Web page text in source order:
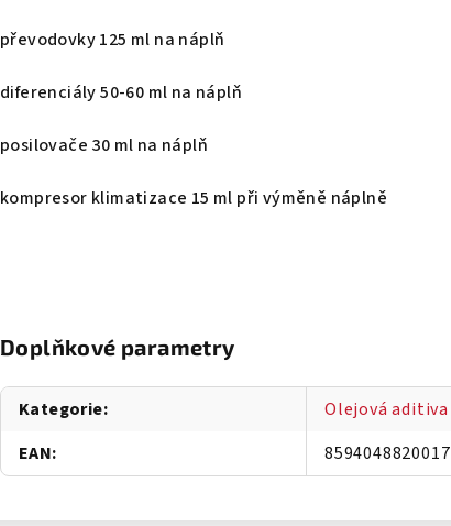
převodovky 125 ml na náplň
diferenciály 50-60 ml na náplň
posilovače 30 ml na náplň
kompresor klimatizace 15 ml při výměně náplně
Doplňkové parametry
Kategorie:
Olejová aditiva
EAN: 8594048820017